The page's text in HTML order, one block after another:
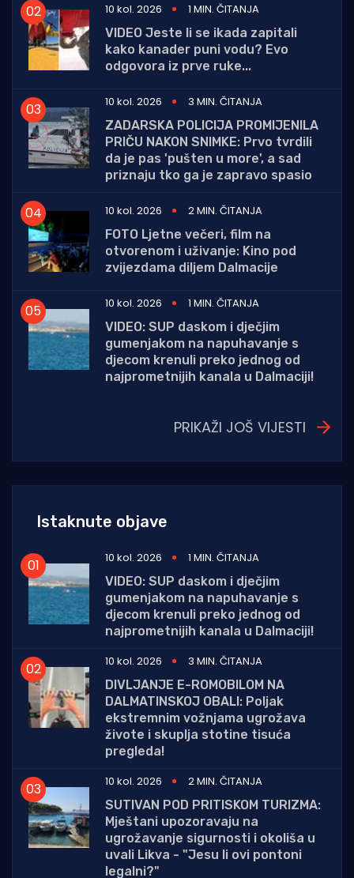
10 kol. 2026
1 MIN. ČITANJA
VIDEO Jeste li se ikada zapitali
kako kanader puni vodu? Evo
odgovora iz prve ruke...
10 kol. 2026
3 MIN. ČITANJA
ZADARSKA POLICIJA PROMIJENILA
PRIČU NAKON SNIMKE: Prvo tvrdili
da je pas 'pušten u more', a sad
priznaju tko ga je zapravo spasio
10 kol. 2026
2 MIN. ČITANJA
FOTO Ljetne večeri, film na
otvorenom i uživanje: Kino pod
zvijezdama diljem Dalmacije
10 kol. 2026
1 MIN. ČITANJA
VIDEO: SUP daskom i dječjim
gumenjakom na napuhavanje s
djecom krenuli preko jednog od
najprometnijih kanala u Dalmaciji!
PRIKAŽI JOŠ VIJESTI
Istaknute objave
10 kol. 2026
1 MIN. ČITANJA
VIDEO: SUP daskom i dječjim
gumenjakom na napuhavanje s
djecom krenuli preko jednog od
najprometnijih kanala u Dalmaciji!
10 kol. 2026
3 MIN. ČITANJA
DIVLJANJE E-ROMOBILOM NA
DALMATINSKOJ OBALI: Poljak
ekstremnim vožnjama ugrožava
živote i skuplja stotine tisuća
pregleda!
10 kol. 2026
2 MIN. ČITANJA
SUTIVAN POD PRITISKOM TURIZMA:
Mještani upozoravaju na
ugrožavanje sigurnosti i okoliša u
uvali Likva - "Jesu li ovi pontoni
legalni?"